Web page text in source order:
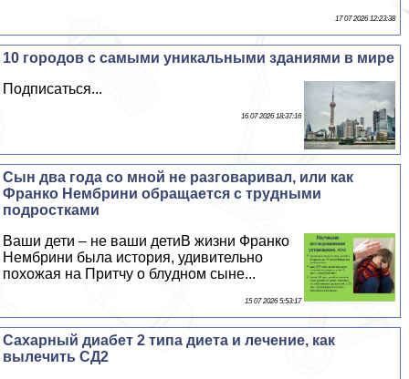
17 07 2026 12:23:38
10 городов с самыми уникальными зданиями в мире
Подписаться...
16 07 2026 18:37:16
Сын два года со мной не разговаривал, или как
Франко Нембрини обращается с трудными
подростками
Ваши дети – не ваши детиВ жизни Франко
Нембрини была история, удивительно
похожая на Притчу о блyдном сыне...
15 07 2026 5:53:17
Сахарный диабет 2 типа диета и лечение, как
вылечить СД2